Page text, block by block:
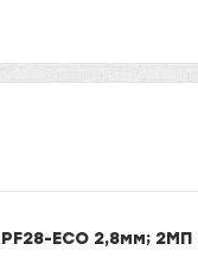
ECO 2,8мм; 2МП